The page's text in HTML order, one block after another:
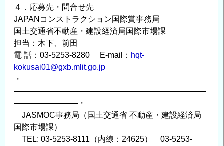
４．応募先・問合せ先
JAPANコンストラクション国際賞事務局
国土交通省不動産・建設経済局国際市場課
担当：木下、前田
電 話：03-5253-8280 E-mail： hqt-
kokusai01@gxb.mlit.go.jp
・
――――――――――――――――――――――――
――――――――・
JASMOC事務局（国土交通省 不動産・建設経済局
国際市場課）
TEL: 03-5253-8111（内線：24625） 03-5253-